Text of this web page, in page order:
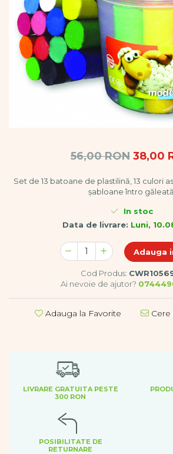
Biciclete si Triciclete
Biciclete
Accesorii
Biciclete VIKING
Biciclete Viking Challange
Biciclete Viking Explorer
Amenajări camere senzoriale
Oferte pentru Camere Senzoriale
Creativitate si indemanare
Instrumente muzicale
Jucarii de constructii
Dezvoltare cognitiva
Jocuri matematice
Jucării de sortare
Dezvoltare psihomotrica
Jucarii de echilibru
Mingi terapeutice
Motricitate fina
Motricitate grosiera
Recunoasterea formelor
56,00 RON 38,00
Set de 13 batoane de plastilină, 13 culori
șabloane întro găleată.
In stoc
Data de livrare: Luni,
Adauga
Cod Produs:
Ai nevoie de ajutor?
Adauga la Favorite
LIVRARE GRATUITA PESTE
300 RON
POSIBILITATE DE
RETURNARE